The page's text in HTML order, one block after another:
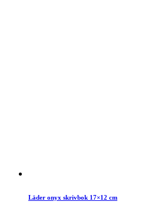
Läder onyx skrivbok 17×12 cm